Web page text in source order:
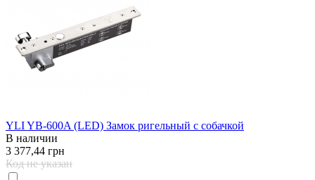
YLI YB-600A (LED) Замок ригельный с собачкой
В наличии
3 377,44 грн
Код не указан